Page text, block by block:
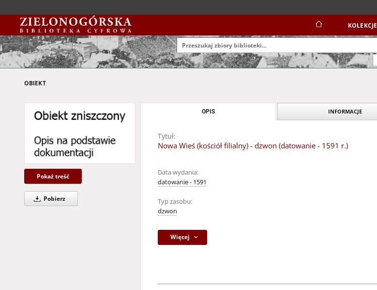
KOLEKCJE
OBIEKT
Pokaż treść
Pobierz
OPIS INFORMACJE
Tytuł:
Nowa Wieś (kościół filialny) - dzwon (datowanie - 1591 r.)
Data wydania:
datowanie - 1591
Typ zasobu:
dzwon
Więcej